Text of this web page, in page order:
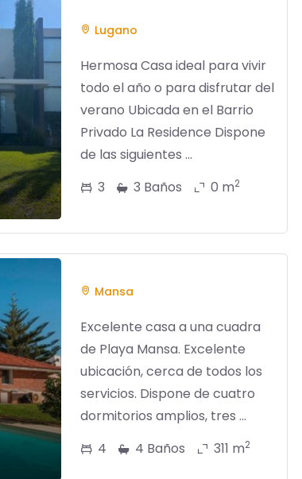
Lugano
Hermosa Casa ideal para vivir
todo el año o para disfrutar del
verano Ubicada en el Barrio
Privado La Residence Dispone
de las siguientes ...
3
3 Baños 0 m2
Mansa
Excelente casa a una cuadra
de Playa Mansa. Excelente
ubicación, cerca de todos los
servicios. Dispone de cuatro
dormitorios amplios, tres ...
4
4 Baños 311 m2